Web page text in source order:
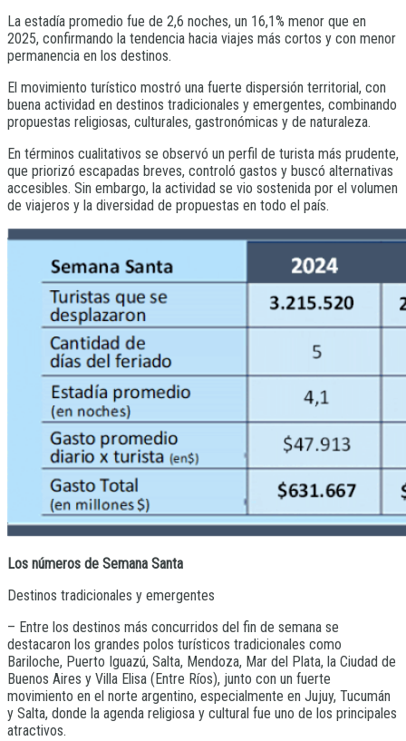
La estadía promedio fue de 2,6 noches, un 16,1% menor que en
2025, confirmando la tendencia hacia viajes más cortos y con menor
permanencia en los destinos.
El movimiento turístico mostró una fuerte dispersión territorial, con
buena actividad en destinos tradicionales y emergentes, combinando
propuestas religiosas, culturales, gastronómicas y de naturaleza.
En términos cualitativos se observó un perfil de turista más prudente,
que priorizó escapadas breves, controló gastos y buscó alternativas
accesibles. Sin embargo, la actividad se vio sostenida por el volumen
de viajeros y la diversidad de propuestas en todo el país.
Los números de Semana Santa
Destinos tradicionales y emergentes
– Entre los destinos más concurridos del fin de semana se
destacaron los grandes polos turísticos tradicionales como
Bariloche, Puerto Iguazú, Salta, Mendoza, Mar del Plata, la Ciudad de
Buenos Aires y Villa Elisa (Entre Ríos), junto con un fuerte
movimiento en el norte argentino, especialmente en Jujuy, Tucumán
y Salta, donde la agenda religiosa y cultural fue uno de los principales
atractivos.